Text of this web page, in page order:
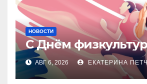
НОВОСТИ
С Днём
АВГ 6, 2026 ЕКАТЕРИНА